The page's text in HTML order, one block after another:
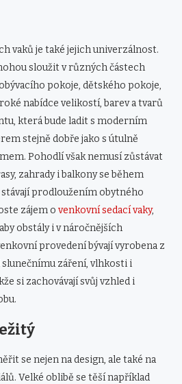
vaků je také jejich univerzálnost.
sloužit v různých částech
pokoje, dětského pokoje,
nabídce velikostí, barev a tvarů
která bude ladit s moderním
stejně dobře jako s útulně
Pohodlí však nemusí zůstávat
zahrady i balkony se během
prodloužením obytného
zájem o venkovní sedací vaky,
obstály i v náročnějších
provedení bývají vyrobena z
záření, vlhkosti i
si zachovávají svůj vzhled i
se nejen na design, ale také na
Velké oblibě se těší například